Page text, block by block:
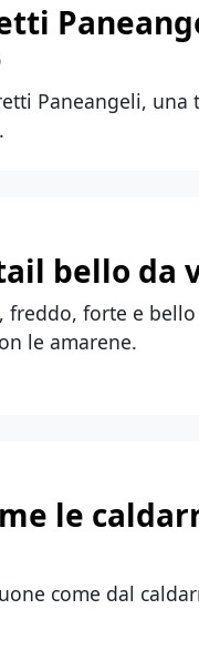
Paneangeli,
bello da
freddo, forte e
le amarene.
le
come dal